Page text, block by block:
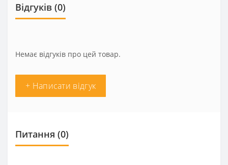
Відгуків (0)
Немає відгуків про цей товар.
+ Написати відгук
Питання (0)